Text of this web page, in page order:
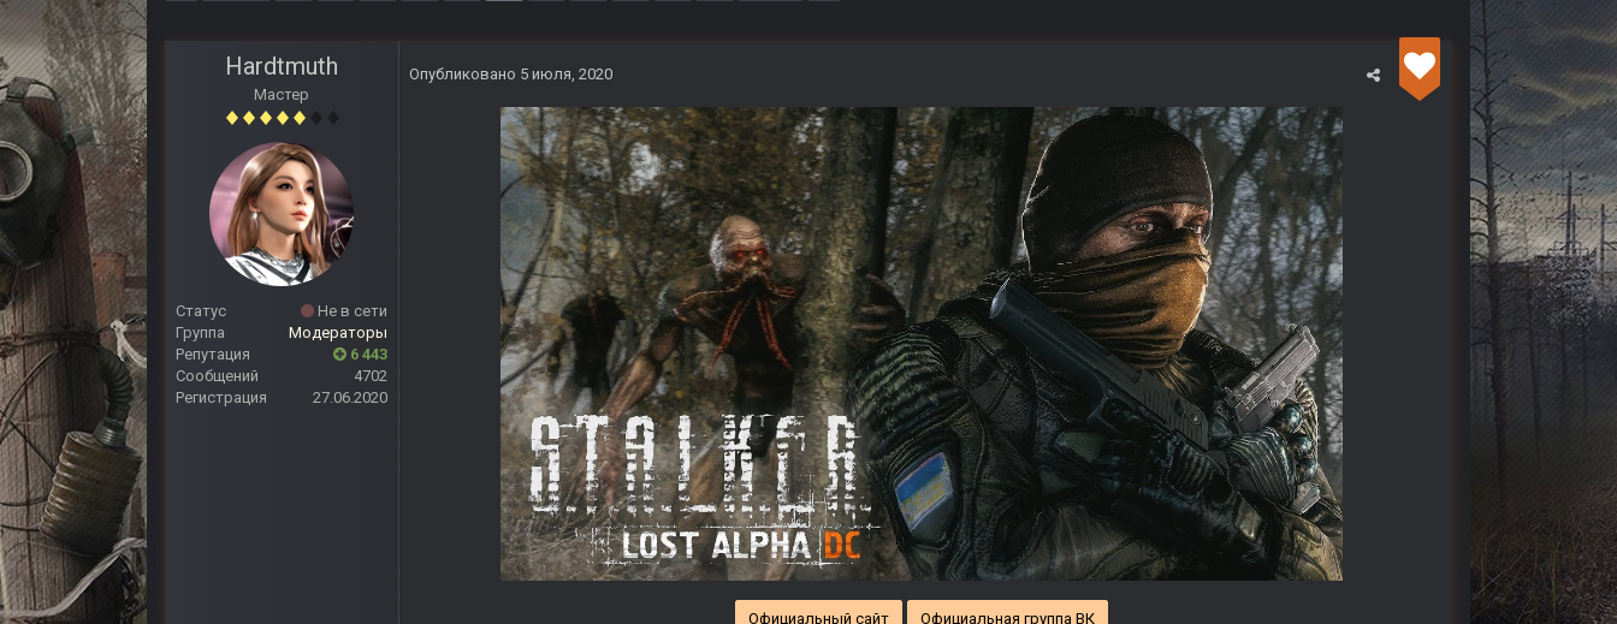
Hardtmuth
Мастер
Статус
Не в сети
Группа
Модераторы
Репутация
6 443
Сообщений
4702
Регистрация
27.06.2020
Опубликовано 5 июля, 2020
Официальный сайт Официальная группа ВК